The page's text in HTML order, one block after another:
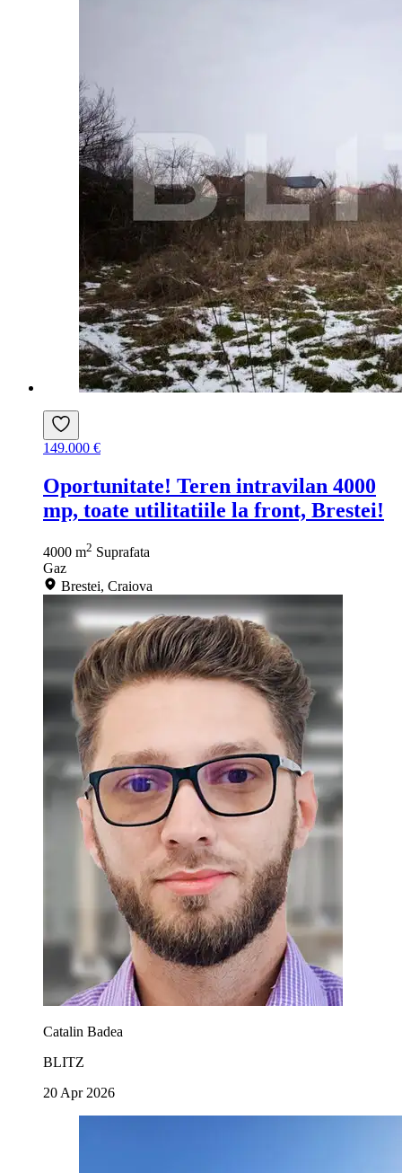
149.000 €
Oportunitate! Teren intravilan 4000
mp, toate utilitatiile la front, Brestei!
4000 m2 Suprafata
Gaz
Brestei, Craiova
Catalin Badea
BLITZ
20 Apr 2026